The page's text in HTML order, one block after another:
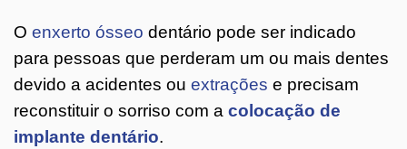
O enxerto ósseo dentário pode ser indicado
para pessoas que perderam um ou mais dentes
devido a acidentes ou extrações e precisam
reconstituir o sorriso com a colocação de
implante dentário.